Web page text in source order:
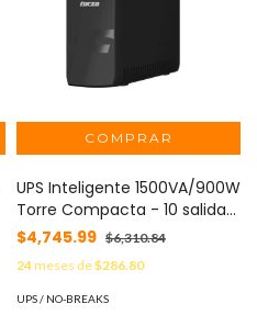
UPS Inteligente 1500VA/900W
Torre Compacta - 10 salidas,
LCD, Puertos USB de Carga,
$4,745.99 $6,310.84
24meses de$286.80
UPS / NO-BREAKS